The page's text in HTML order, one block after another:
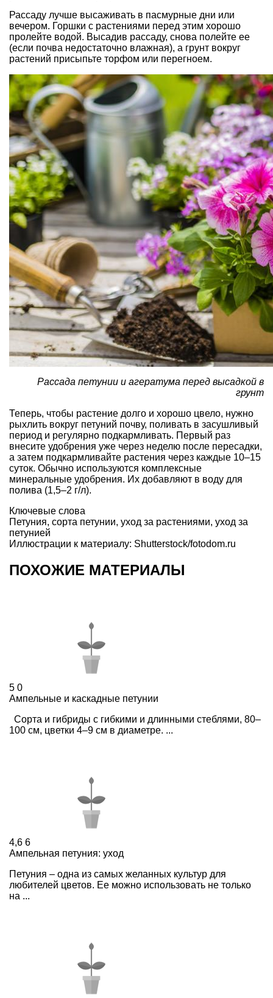
Рассаду лучше высаживать в пасмурные дни или
вечером. Горшки с растениями перед этим хорошо
пролейте водой. Высадив рассаду, снова полейте ее
(если почва недостаточно влажная), а грунт вокруг
растений присыпьте торфом или перегноем.
Рассада петунии и агератума перед высадкой в
грунт
Теперь, чтобы растение долго и хорошо цвело, нужно
рыхлить вокруг петуний почву, поливать в засушливый
период и регулярно подкармливать. Первый раз
внесите удобрения уже через неделю после пересадки,
а затем подкармливайте растения через каждые 10–15
суток. Обычно используются комплексные
минеральные удобрения. Их добавляют в воду для
полива (1,5–2 г/л).
Ключевые слова
Петуния, сорта петунии, уход за растениями, уход за
петунией
Иллюстрации к материалу: Shutterstock/fotodom.ru
ПОХОЖИЕ МАТЕРИАЛЫ
5 0
Ампельные и каскадные петунии
Сорта и гибриды с гибкими и длинными стеблями, 80–
100 см, цветки 4–9 см в диаметре. ...
4,6 6
Ампельная петуния: уход
Петуния – одна из самых желанных культур для
любителей цветов. Ее можно использовать не только
на ...